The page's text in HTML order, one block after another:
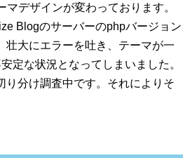
デザインが変わっております。
Blogのサーバーのphpバージョン
壮大にエラーを吐き、テーマが一
定な状況となってしまいました。
り分け調査中です。それによりそ